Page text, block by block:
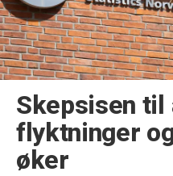
Skepsisen til
flyktninger
øker